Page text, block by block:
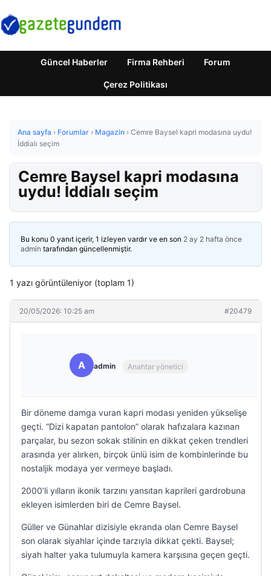
Güncel Haberler Firma Rehberi Forum
Çerez Politikası
Ana sayfa › Forumlar › Magazin › Cemre Baysel kapri modasına uydu!
İddialı seçim
Cemre Baysel kapri modasına
uydu! İddialı seçim
Bu konu 0 yanıt içerir, 1 izleyen vardır ve en son 2 ay 2 hafta önce
admin tarafından güncellenmiştir.
1 yazı görüntüleniyor (toplam 1)
20/05/2026: 10:25 am #20479
A admin Anahtar yönetici
Bir döneme damga vuran kapri modası yeniden yükselişe
geçti. “Dizi kapatan pantolon” olarak hafızalara kazınan
parçalar, bu sezon sokak stilinin en dikkat çeken trendleri
arasında yer alırken, birçok ünlü isim de kombinlerinde bu
nostaljik modaya yer vermeye başladı.
2000’li yılların ikonik tarzını yansıtan kaprileri gardrobuna
ekleyen isimlerden biri de Cemre Baysel.
Güller ve Günahlar dizisiyle ekranda olan Cemre Baysel
son olarak siyahlar içinde tarzıyla dikkat çekti. Baysel;
siyah halter yaka tulumuyla kamera karşısına geçen geçti.